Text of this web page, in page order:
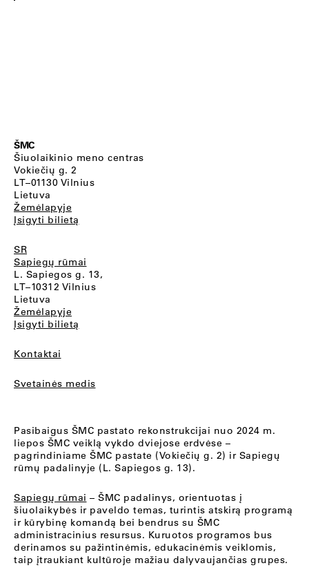
ŠMC
Šiuolaikinio meno centras
Vokiečių g. 2
LT–01130 Vilnius
Lietuva
Žemėlapyje
Įsigyti bilietą
SR
Sapiegų rūmai
L. Sapiegos g. 13,
LT–10312 Vilnius
Lietuva
Žemėlapyje
Įsigyti bilietą
Kontaktai
Svetainės medis
Pasibaigus ŠMC pastato rekonstrukcijai nuo 2024 m.
liepos ŠMC veiklą vykdo dviejose erdvėse –
pagrindiniame ŠMC pastate (Vokiečių g. 2) ir Sapiegų
rūmų padalinyje (L. Sapiegos g. 13).
Sapiegų rūmai – ŠMC padalinys, orientuotas į
šiuolaikybės ir paveldo temas, turintis atskirą programą
ir kūrybinę komandą bei bendrus su ŠMC
administracinius resursus. Kuruotos programos bus
derinamos su pažintinėmis, edukacinėmis veiklomis,
taip įtraukiant kultūroje mažiau dalyvaujančias grupes.